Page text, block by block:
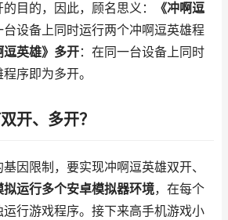
目的，因此，顾名思义：
《冲啊逗
台设备上同时运行两个冲啊逗英雄程
逗英雄》多开：在同一台设备上同时
序即为多开。
开、多开？
因限制，要实现冲啊逗英雄双开、
拟运行多个安卓模拟器环境，在每个
行游戏程序。接下来高手机游戏小